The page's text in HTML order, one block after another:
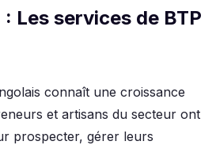
Les services de BTP
connaît une croissance
et artisans du secteur ont
prospecter, gérer leurs